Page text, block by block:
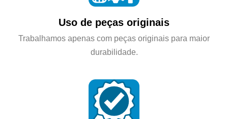
Uso de peças originais
Trabalhamos apenas com peças originais para maior
durabilidade.